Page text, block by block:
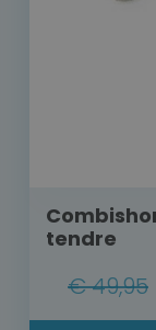
tendre
€ 49,95